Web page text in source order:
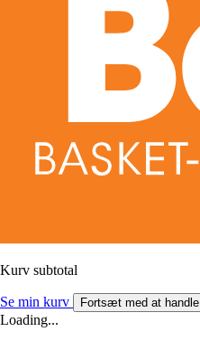
Kurv subtotal
Se min kurv Fortsæt med at handle
Loading...